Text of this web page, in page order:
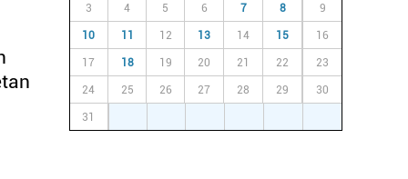
3 4 5 6 7 8 9
10 11 12 13 14 15 16
17 18 19 20 21 22 23
24 25 26 27 28 29 30
31